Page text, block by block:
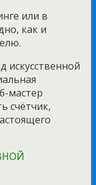
или в
как и
искусственной
мастер
счётчик,